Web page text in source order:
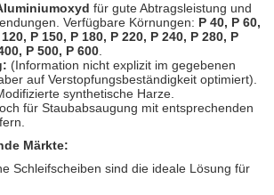
für gute Abtragsleistung und
Verfügbare Körnungen: P 40, P 60,
P 150, P 180, P 220, P 240, P 280, P
P 500, P 600
(Information nicht explizit im gegebenen
auf Verstopfungsbeständigkeit optimiert).
synthetische Harze.
für Staubabsaugung mit entsprechenden
Märkte:
Schleifscheiben sind die ideale Lösung für